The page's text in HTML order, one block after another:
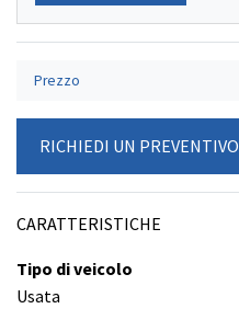
Prezzo
RICHIEDI UN PREVENTIVO
CARATTERISTICHE
Tipo di veicolo
Usata